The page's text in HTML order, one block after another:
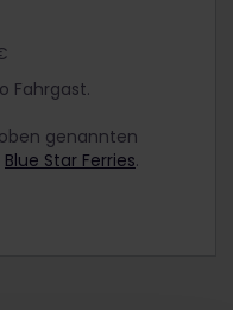
Fahrgast.
genannten
Blue Star Ferries.